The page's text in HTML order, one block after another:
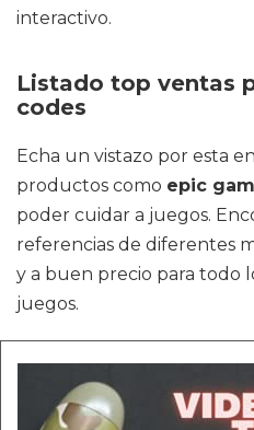
interactivo.
Listado top ventas
codes
Echa un vistazo por esta
productos como epic
poder cuidar a juegos.
referencias de diferentes
y a buen precio para todo
juegos.